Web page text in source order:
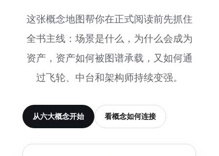
这张概念地图帮你在正式阅读前先抓住
全书主线：场景是什么，为什么会成为
资产，资产如何被图谱承载，又如何通
过飞轮、中台和架构师持续变强。
从六大概念开始 看概念如何连接